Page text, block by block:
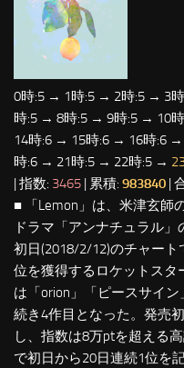
0時:5 → 1時:5 → 2時:5 → 3
時:5 → 8時:5 → 9時:5 → 10
14時:6 → 15時:6 → 16時:6
時:6 → 21時:5 → 22時:5 →
| 指数: 3465 | 累積: 983840 |
■ 「Lemon」は、米津玄師
ドラマ「アンナチュラル
初日(2018/2/12)のチャー
位を獲得するロケットスタ
は「orion」「ピースサイ
続き4作目となった。発売
し、指数は8万ptを超える
で初日から20日連続1位を